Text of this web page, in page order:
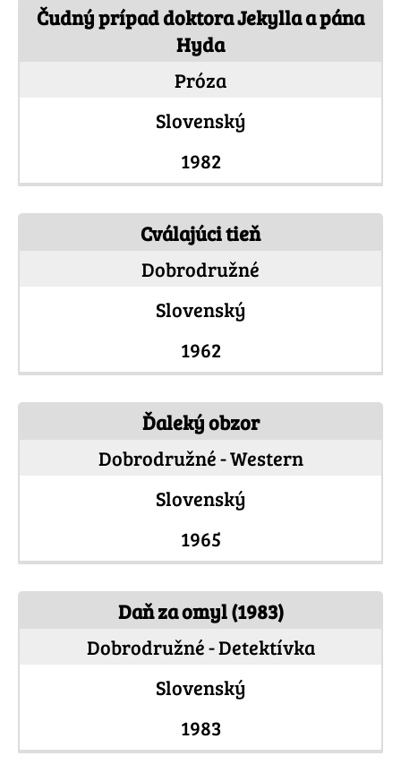
Čudný prípad doktora Jekylla a pána
Hyda
Próza
Slovenský
1982
Cválajúci tieň
Dobrodružné
Slovenský
1962
Ďaleký obzor
Dobrodružné - Western
Slovenský
1965
Daň za omyl (1983)
Dobrodružné - Detektívka
Slovenský
1983